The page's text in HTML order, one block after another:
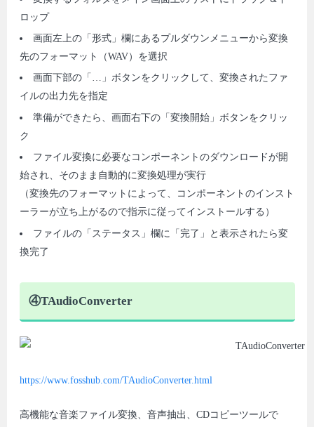
ロップ
画面左上の「形式」欄にあるプルダウンメニューから変換
先のフォーマット（WAV）を選択
画面下部の「…」ボタンをクリックして、変換されたファ
イルの出力先を指定
準備ができたら、画面右下の「変換開始」ボタンをクリッ
ク
ファイル変換に必要なコンポーネントのダウンロードが開
始され、そのまま自動的に変換処理が実行
（変換先のフォーマットによって、コンポーネントのインスト
ーラーが立ち上がるので指示に従ってインストールする）
ファイルの「ステータス」欄に「完了」と表示されたら変
換完了
④TAudioConverter
https://www.fosshub.com/TAudioConverter.html
高機能な音楽ファイル変換、音声抽出、CDコピーツールで